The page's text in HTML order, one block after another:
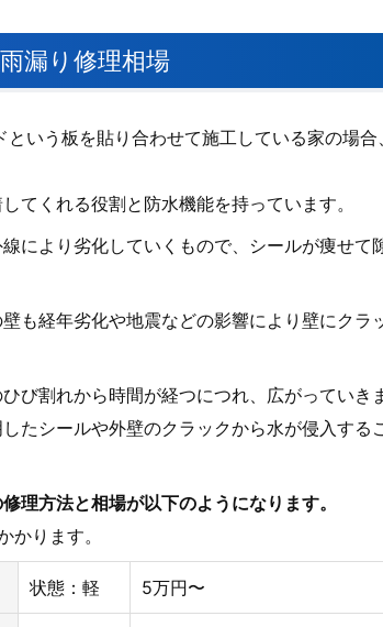
漏り修理相場
いう板を貼り合わせて施工している家の場
てくれる役割と防水機能を持っています。
により劣化していくもので、シールが痩せて
も経年劣化や地震などの影響により壁にクラ
び割れから時間が経つにつれ、広がっていき
たシールや外壁のクラックから水が侵入する
理方法と相場が以下のようになります。
かります。
状態：軽 5万円〜